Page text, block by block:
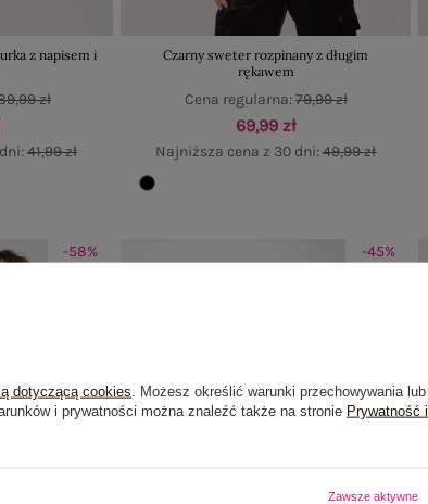
z napisem i
41,99 zł
zł
Czarny sweter rozpinany z długim
rękawem
69,99 zł
Najniższa cena z 30 dni:49,99 zł
Cena regularna:79,99 zł
-58% -45%
dotyczącą cookies . Możesz określić warunki przechowywania lub
i prywatności można znaleźć także na stronie Prywatność i
Zawsze aktywne